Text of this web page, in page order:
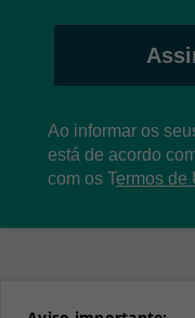
Ao informar os
está de acordo
com os Termos de